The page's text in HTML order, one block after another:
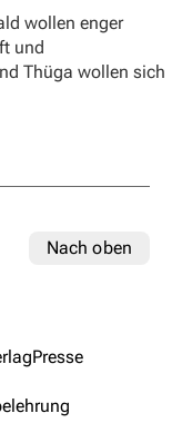
wollen enger
und
Thüga wollen sich
Nach oben
Presse